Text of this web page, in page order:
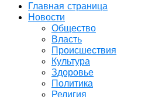
Главная страница
Новости
Общество
Власть
Происшествия
Культура
Здоровье
Политика
Религия